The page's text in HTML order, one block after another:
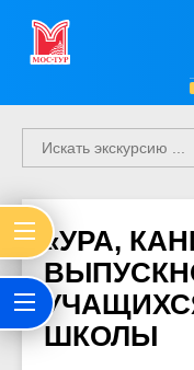
«УРА,
ШКОЛЫ